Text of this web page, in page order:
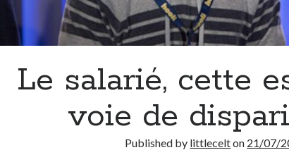
Le salarié, cette
voie de
Published by littlecelton 21/07/